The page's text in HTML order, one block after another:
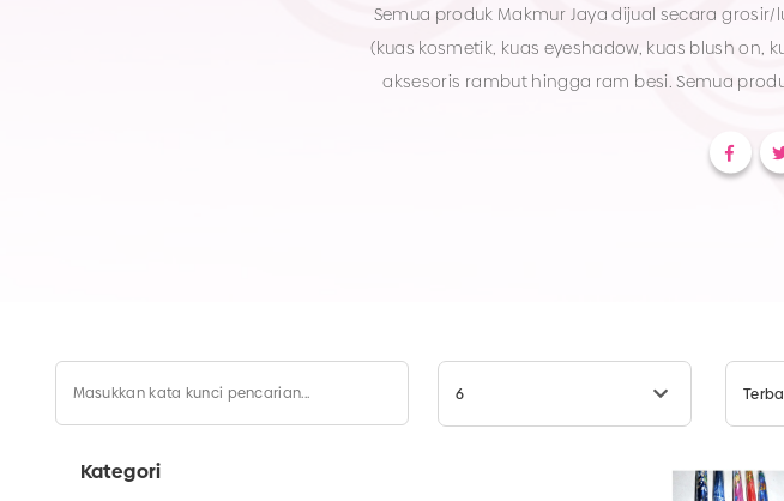
Semua produk Makmur Jaya dijual secara
(kuas kosmetik, kuas eyeshadow, kuas blush on,
aksesoris rambut hingga ram besi. Semua produk Makmur Jaya tidak perlu diragukan lagi kualitasnya,
Kategori